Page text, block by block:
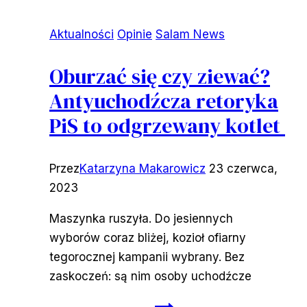
Aktualności Opinie Salam News
Oburzać się czy ziewać?
Antyuchodźcza retoryka
PiS to odgrzewany kotlet
PrzezKatarzyna Makarowicz 23 czerwca,
2023
Maszynka ruszyła. Do jesiennych
wyborów coraz bliżej, kozioł ofiarny
tegorocznej kampanii wybrany. Bez
zaskoczeń: są nim osoby uchodźcze